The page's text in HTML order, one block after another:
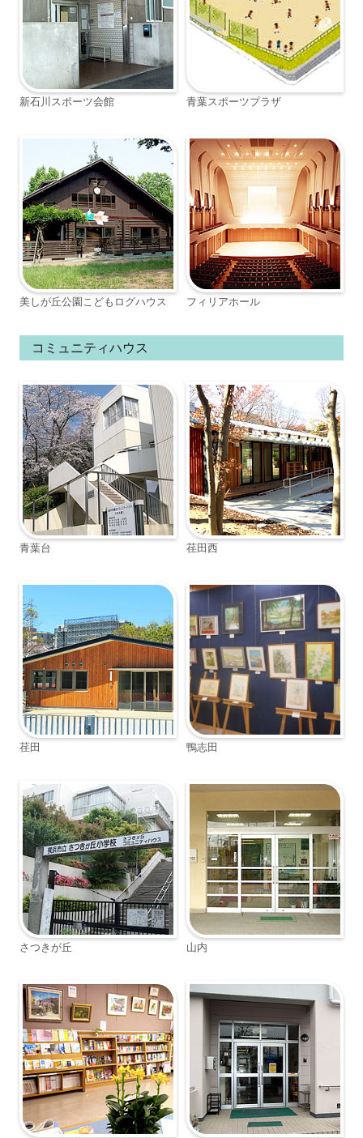
新石川スポーツ会館 青葉スポーツプラザ
美しが丘公園こどもログハウス フィリアホール
コミュニティハウス
青葉台 荏田西
荏田 鴨志田
さつきが丘 山内